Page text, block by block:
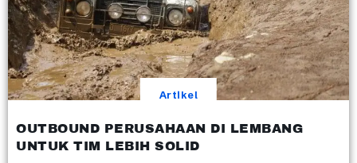
Artikel
OUTBOUND PERUSAHAAN DI LEMBANG
UNTUK TIM LEBIH SOLID